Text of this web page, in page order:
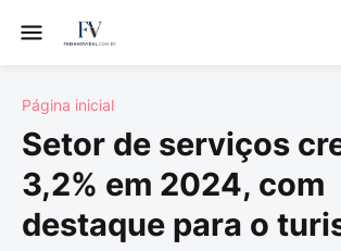
Página inicial
Setor de serviços
3,2% em 2024, com
destaque para o